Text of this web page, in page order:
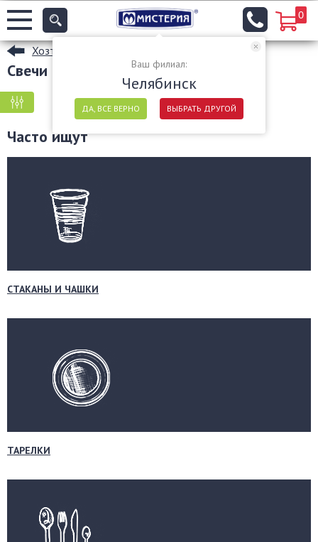
Ваш филиал:
Челябинск
ДА, ВСЕ ВЕРНО ВЫБРАТЬ ДРУГОЙ
0
Хозтовары
Свечи оптом в Челябинске
Часто ищут
СТАКАНЫ И ЧАШКИ
ТАРЕЛКИ